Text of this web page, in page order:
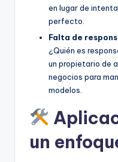
en lugar de
perfecto.
Falta de
¿Quién es
un propietario de
negocios para
modelos.
un